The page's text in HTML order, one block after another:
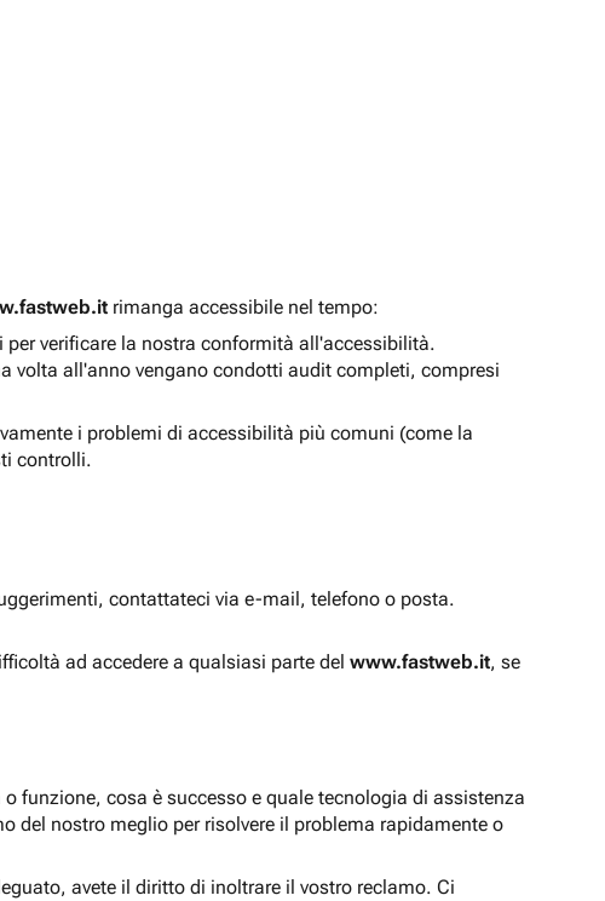
rimanga accessibile nel tempo:
verificare la nostra conformità all'accessibilità.
volta all'anno vengano condotti audit completi, compresi
i problemi di accessibilità più comuni (come la
controlli.
contattateci via e-mail, telefono o posta.
ad accedere a qualsiasi parte del www.fastweb.it, se
funzione, cosa è successo e quale tecnologia di assistenza
del nostro meglio per risolvere il problema rapidamente o
avete il diritto di inoltrare il vostro reclamo. Ci